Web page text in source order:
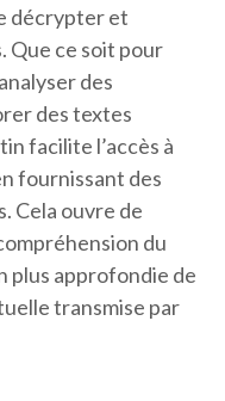
décrypter et
Que ce soit pour
des
des textes
facilite l’accès à
fournissant des
Cela ouvre de
du
plus approfondie de
transmise par